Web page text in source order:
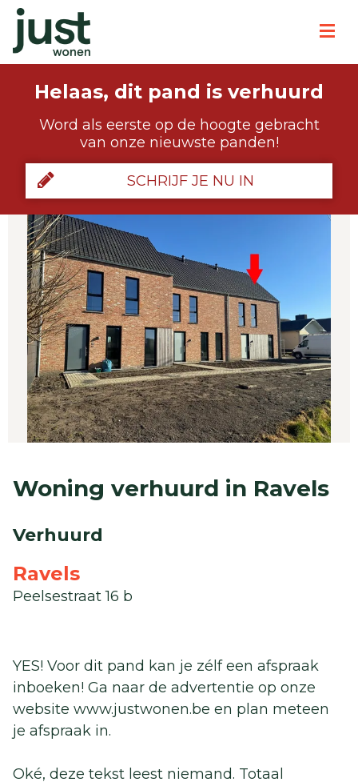
Helaas, dit pand is verhuurd
Word als eerste op de hoogte gebracht
van onze nieuwste panden!
SCHRIJF JE NU IN
Woning verhuurd in Ravels
Verhuurd
Ravels
Peelsestraat 16 b
YES! Voor dit pand kan je zélf een afspraak
inboeken! Ga naar de advertentie op onze
website www.justwonen.be en plan meteen
je afspraak in.
Oké, deze tekst leest niemand. Totaal